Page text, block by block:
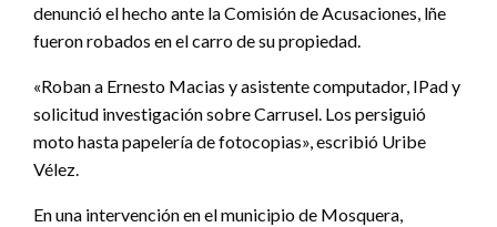
denunció el hecho ante la Comisión de Acusaciones, lñe
fueron robados en el carro de su propiedad.
«Roban a Ernesto Macias y asistente computador, IPad y
solicitud investigación sobre Carrusel. Los persiguió
moto hasta papelería de fotocopias», escribió Uribe
Vélez.
En una intervención en el municipio de Mosquera,